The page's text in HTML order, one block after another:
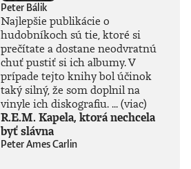
Peter Bálik
Najlepšie publikácie o
hudobníkoch sú tie, ktoré si
prečítate a dostane neodvratnú
chuť pustiť si ich albumy. V
prípade tejto knihy bol účinok
taký silný, že som doplnil na
vinyle ich diskografiu. ...(viac)
R.E.M. Kapela, ktorá nechcela
byť slávna
Peter Ames Carlin